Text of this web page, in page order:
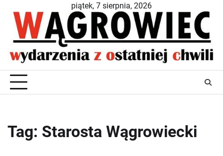
content
piątek, 7 sierpnia, 2026
Tag: Starosta Wągrowiecki